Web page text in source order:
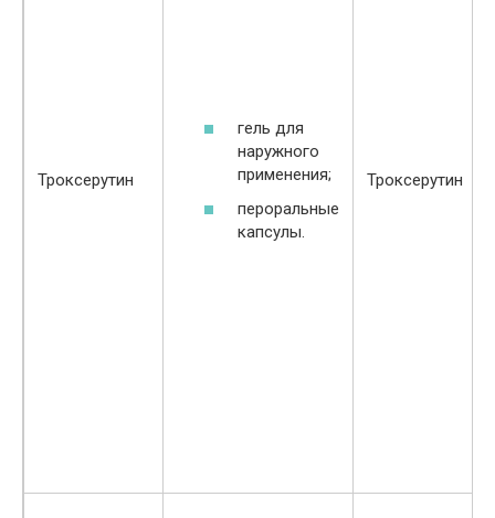
Троксерутин
гель для
наружного
применения;
пероральные
капсулы.
Троксерутин